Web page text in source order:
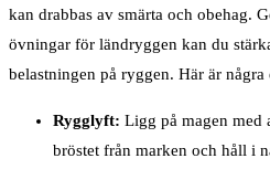
kan drabbas av smärta och obehag.
övningar för ländryggen kan du
belastningen på ryggen. Här är
Rygglyft: Ligg på magen med
bröstet från marken och håll i